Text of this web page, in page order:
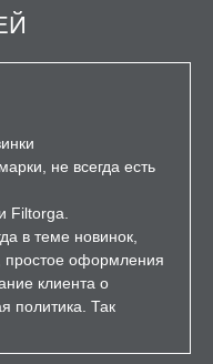
не всегда есть
Filtorga.
в теме новинок,
простое оформления
клиента о
политика. Так